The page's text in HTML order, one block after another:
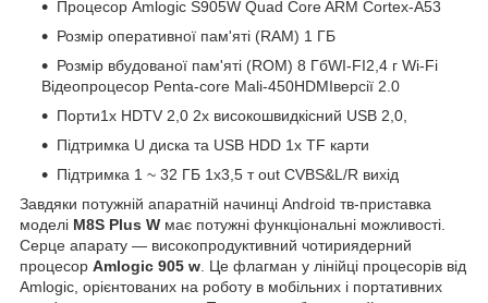
Процесор Amlogic S905W Quad Core ARM Cortex-A53
Розмір оперативної пам'яті (RAM) 1 ГБ
Розмір вбудованої пам'яті (ROM) 8 ГбWI-FI2,4 г Wi-Fi
Відеопроцесор Penta-core Mali-450HDMIверсії 2.0
Порти1x HDTV 2,0 2x високошвидкісний USB 2,0,
Підтримка U диска та USB HDD 1x TF карти
Підтримка 1 ~ 32 ГБ 1x3,5 т out CVBS&L/R вихід
Завдяки потужній апаратній начинці Android тв-приставка
моделі M8S Plus W має потужні функціональні можливості.
Серце апарату — високопродуктивний чотириядерний
процесор Amlogic 905 w . Це флагман у лінійці процесорів від
Amlogic, орієнтованих на роботу в мобільних і портативних